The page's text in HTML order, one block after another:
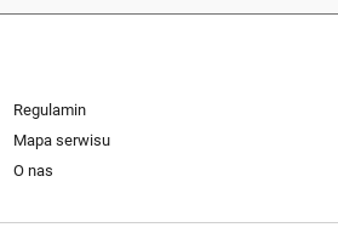
Regulamin
Mapa serwisu
O nas